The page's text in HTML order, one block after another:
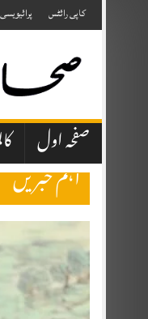
to
content
کاپی رائٹس
صفحہ اول
اہم خبریں
اٹک میں یومِ
برسلز: مسئلہ